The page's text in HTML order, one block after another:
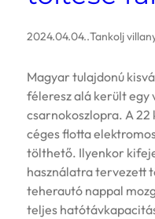
2024.04.04..Tankolj
Magyar tulajdonú
féleresz alá került
csarnokoszlopra. A
céges flotta
tölthető. Ilyenkor
használatra tervezett
teherautó nappal
teljes